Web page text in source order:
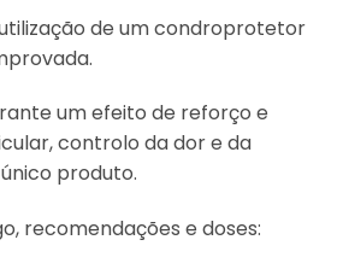
de um condroprotetor
um efeito de reforço e
controlo da dor e da
produto.
recomendações e doses: